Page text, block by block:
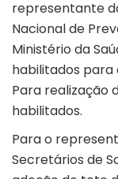
representante
Nacional de
Ministério da
habilitados para
Para realização
habilitados.
Para o
Secretários de